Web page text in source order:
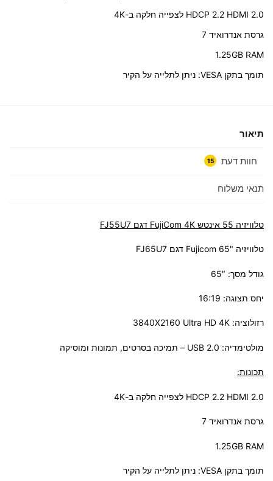
HDCP 2.2 HDMI 2.0 לצפייה חלקה ב-4K
גרסת אנדרואיד 7
1.25GB RAM
תומך בתקן VESA: ניתן לתלייה על הקיר
תיאור
חוות דעת 15
תנאי משלוח
טלוויזיה 55 אינטש FujiCom 4K דגם FJ55U7
טלוויזיה "65 Fujicom דגם FJ65U7
גודל מסך: 65″
יחס תצוגה: 16:19
רזולוציה: 3840X2160 Ultra HD 4K
מולטימדיה: USB 2.0 – תמיכה בסרטים, תמונות ומוסיקה
תכונות:
HDCP 2.2 HDMI 2.0 לצפייה חלקה ב-4K
גרסת אנדרואיד 7
1.25GB RAM
תומך בתקן VESA: ניתן לתלייה על הקיר